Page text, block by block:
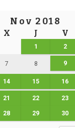
Nov 2018
X J V
1 2
7 8 9
14 15 16
21 22 23
28 29 30